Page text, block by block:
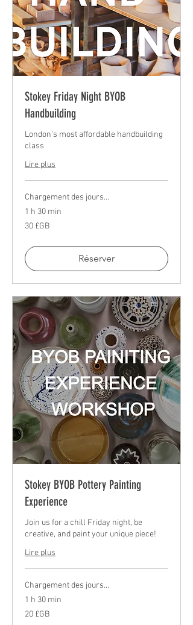
Stokey Friday Night BYOB
Handbuilding
London's most affordable handbuilding
class
Lire plus
Chargement des jours...
1 h 30 min
30
livres
30 £GB
Réserver
Stokey BYOB Pottery Painting
Experience
Join us for a chill Friday night, be
creative, and paint your unique piece!
Lire plus
Chargement des jours...
1 h 30 min
20
livres
20 £GB